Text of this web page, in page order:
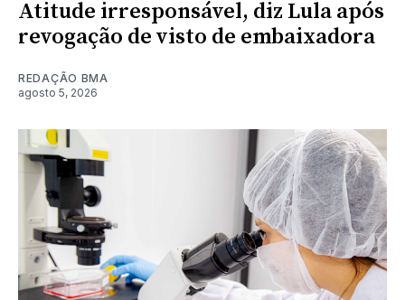
Atitude irresponsável, diz Lula após
revogação de visto de embaixadora
REDAÇÃO BMA
agosto 5, 2026